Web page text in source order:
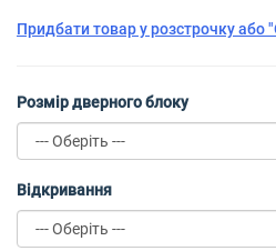
Придбати товар у розстрочку або
Розмір дверного блоку
Відкривання